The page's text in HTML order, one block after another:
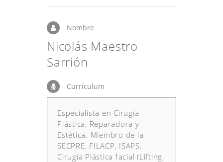
Nombre
Nicolás Maestro
Sarrión
Currículum
Especialista en Cirugía
Plástica, Reparadora y
Estética. Miembro de la
SECPRE, FILACP, ISAPS.
Cirugía Plástica facial (Lifting,